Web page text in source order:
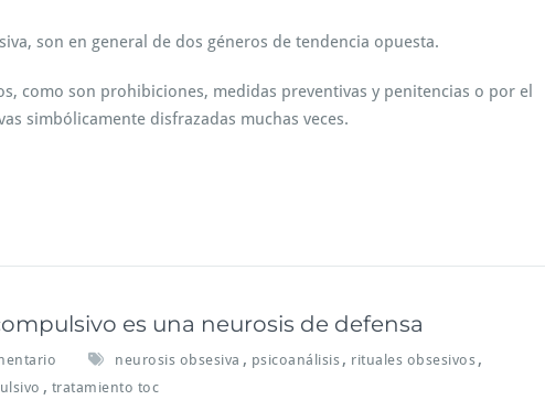
son en general de dos géneros de tendencia opuesta.
como son prohibiciones, medidas preventivas y penitencias o por el
simbólicamente disfrazadas muchas veces.
es una neurosis de defensa
neurosis obsesiva , psicoanálisis , rituales obsesivos ,
, tratamiento toc